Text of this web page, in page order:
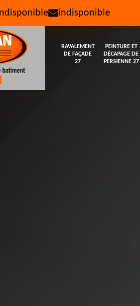
indisponible
RAVALEMENT
DE FAÇADE
27
PEINTURE ET
DÉCAPAGE DE
PERSIENNE 27